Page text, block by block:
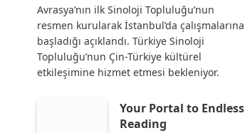
Avrasya’nın ilk Sinoloji Topluluğu’nun
resmen kurularak İstanbul’da çalışmalarına
başladığı açıklandı. Türkiye Sinoloji
Topluluğu’nun Çin-Türkiye kültürel
etkileşimine hizmet etmesi bekleniyor.
Your Portal to Endless
Reading